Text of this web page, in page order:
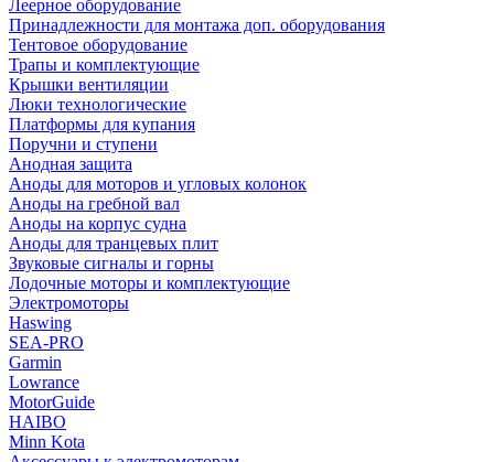
Леерное оборудование
Принадлежности для монтажа доп. оборудования
Тентовое оборудование
Трапы и комплектующие
Крышки вентиляции
Люки технологические
Платформы для купания
Поручни и ступени
Анодная защита
Аноды для моторов и угловых колонок
Аноды на гребной вал
Аноды на корпус судна
Аноды для транцевых плит
Звуковые сигналы и горны
Лодочные моторы и комплектующие
Электромоторы
Haswing
SEA-PRO
Garmin
Lowrance
MotorGuide
HAIBO
Minn Kota